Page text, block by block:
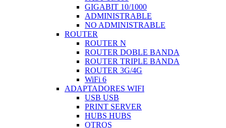
GIGABIT 10/1000
ADMINISTRABLE
NO ADMINISTRABLE
ROUTER
ROUTER N
ROUTER DOBLE BANDA
ROUTER TRIPLE BANDA
ROUTER 3G/4G
WiFi 6
ADAPTADORES WIFI
USB USB
PRINT SERVER
HUBS HUBS
OTROS